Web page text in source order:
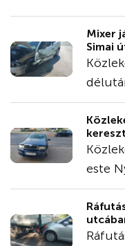
Mixer
Simai
este